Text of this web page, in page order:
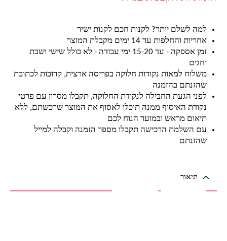
למה לשלם יותר? לקנות חכם לקנות ישיר
אחריות והחלפות עד 14 ימים מקבלת המוצר
זמן אספקה - עד 15-20 ימי עבודה - לא כולל שישי ושבת
וחגים
משלוח למאות נקודות חלוקה בפריסה ארצית, קרובות לכתובת
שהזנתם בהזמנה
לפני הגעת החבילה לנקודת החלוקה, תקבלו מסרון עם פרטי
נקודת האיסוף ממנה תוכלו לאסוף את המוצר שרכשתם, ללא
תיאום מראש ובמועד הנוח לכם
עם השלמת הרכישה תקבלו מספר הזמנה וקבלה למייל
שהזנתם
תיאור